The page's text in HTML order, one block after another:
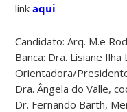
linkaqui
Candidato: Arq. M.e
Banca: Dra. Lisiane
Orientadora/
Dra. Ângela do Valle,
Dr. Fernando Barth,